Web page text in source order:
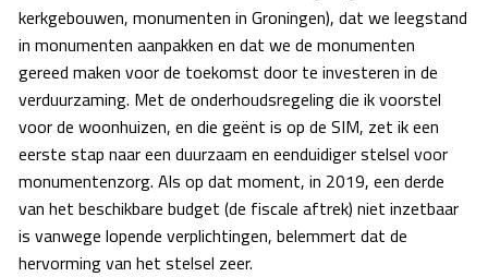
kerkgebouwen, monumenten in Groningen), dat we leegstand
in monumenten aanpakken en dat we de monumenten
gereed maken voor de toekomst door te investeren in de
verduurzaming. Met de onderhoudsregeling die ik voorstel
voor de woonhuizen, en die geënt is op de SIM, zet ik een
eerste stap naar een duurzaam en eenduidiger stelsel voor
monumentenzorg. Als op dat moment, in 2019, een derde
van het beschikbare budget (de fiscale aftrek) niet inzetbaar
is vanwege lopende verplichtingen, belemmert dat de
hervorming van het stelsel zeer.